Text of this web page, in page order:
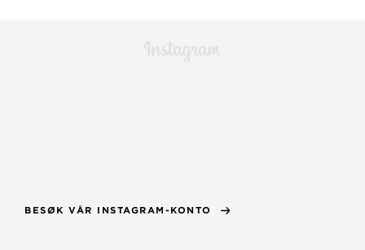
BESØK VÅR INSTAGRAM-KONTO